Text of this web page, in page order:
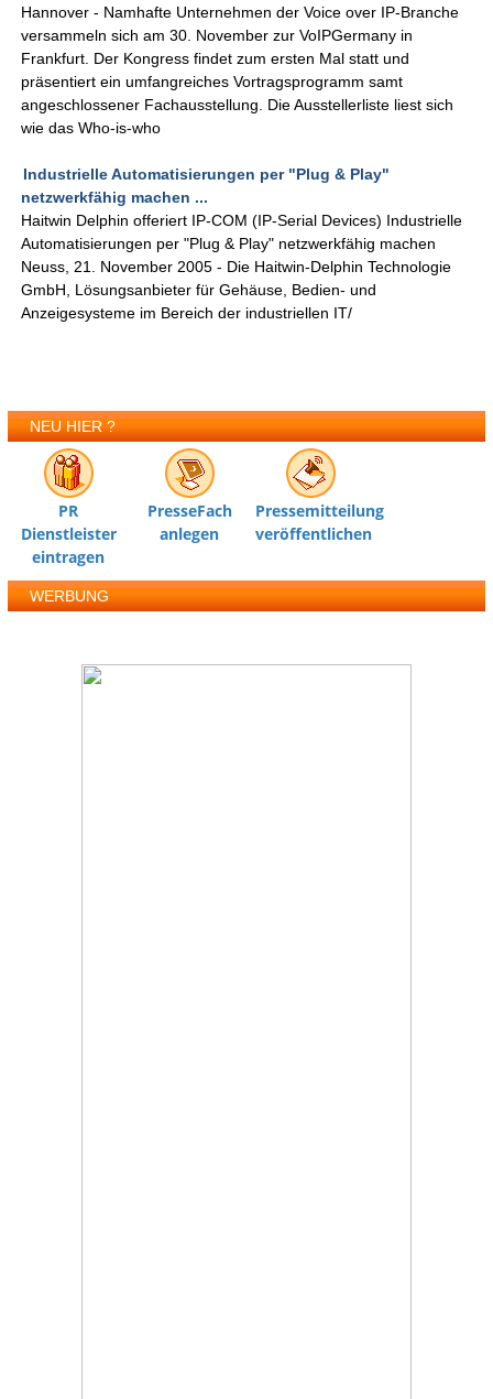
Hannover - Namhafte Unternehmen der Voice over IP-Branche
versammeln sich am 30. November zur VoIPGermany in
Frankfurt. Der Kongress findet zum ersten Mal statt und
präsentiert ein umfangreiches Vortragsprogramm samt
angeschlossener Fachausstellung. Die Ausstellerliste liest sich
wie das Who-is-who
Industrielle Automatisierungen per "Plug & Play"
netzwerkfähig machen ...
Haitwin Delphin offeriert IP-COM (IP-Serial Devices) Industrielle
Automatisierungen per "Plug & Play" netzwerkfähig machen
Neuss, 21. November 2005 - Die Haitwin-Delphin Technologie
GmbH, Lösungsanbieter für Gehäuse, Bedien- und
Anzeigesysteme im Bereich der industriellen IT/
NEU HIER ?
PR
Dienstleister
eintragen
PresseFach
anlegen
Pressemitteilung
veröffentlichen
WERBUNG